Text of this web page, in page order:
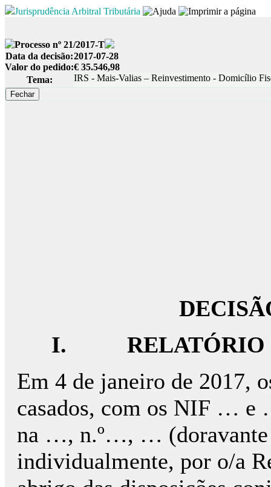
Jurisprudência Arbitral Tributária
Processo nº 21/2017-T
Data da decisão:2017-07-28
Valor do pedido:€ 35.546,98
Tema:
IRS - Mais-Valias – Reinvestimento - Domicílio
I. RELATÓRIO
Em 4 de janeiro de
casados, com os NIF … e
na …, n.º…, … (doravante
individualmente, por o/a